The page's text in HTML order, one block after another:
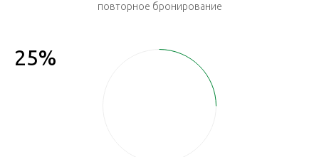
повторное бронирование
25%